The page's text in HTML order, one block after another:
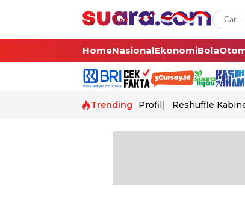
HomeNasionalEkonomiBola
Trending Profil Reshuffle